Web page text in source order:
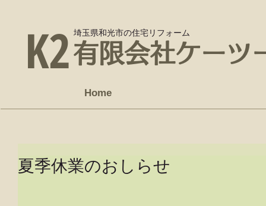
埼玉県和光市の住宅リフォーム
有限会社ケーツ
K2
Home
夏季休業のおしらせ